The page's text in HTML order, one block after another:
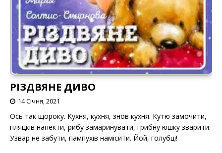
РІЗДВЯНЕ ДИВО
14 Січня, 2021
Ось так щороку. Кухня, кухня, знов кухня. Кутю замочити,
пляцків напекти, рибу замаринувати, грибну юшку зварити.
Узвар не забути, пампухів намісити. Йой, голубці!